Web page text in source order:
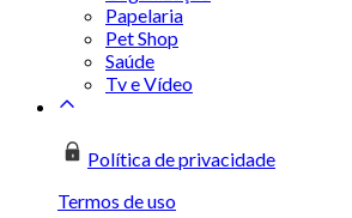
Papelaria
Pet Shop
Saúde
Tv e Vídeo
Política de privacidade
Termos de uso